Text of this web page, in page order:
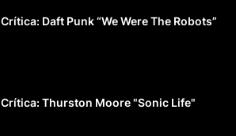
Crítica: Daft Punk “We Were The Robots”
Crítica: Thurston Moore "Sonic Life"